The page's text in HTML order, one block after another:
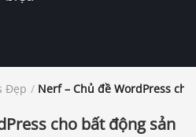
Đẹp / Nerf – Chủ đề WordPress
cho bất động sản